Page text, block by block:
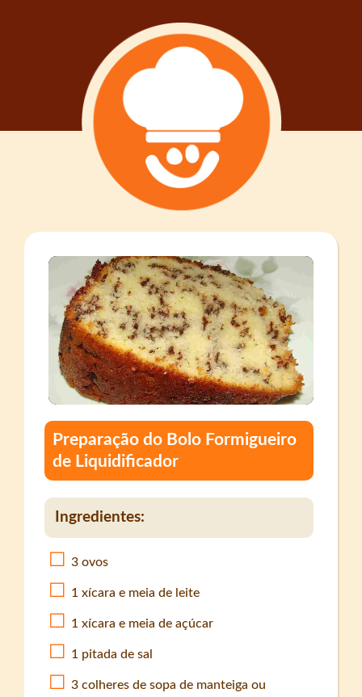
Preparação do Bolo Formigueiro
de Liquidificador
Ingredientes:
3 ovos
1 xícara e meia de leite
1 xícara e meia de açúcar
1 pitada de sal
3 colheres de sopa de manteiga ou